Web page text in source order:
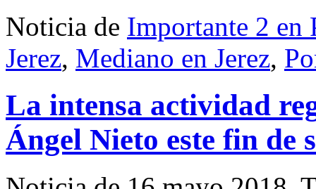
Noticia de Importante 2 en
Jerez, Mediano en Jerez,
La intensa actividad
Ángel Nieto este fin de